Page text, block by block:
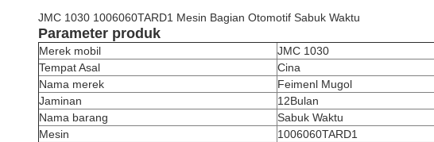
JMC 1030 1006060TARD1 Mesin Bagian Otomotif Sabuk Waktu
Parameter produk
Merek mobil
JMC 1030
Tempat Asal
Cina
Nama merek
Feimenl Mugol
Jaminan
12Bulan
Nama barang
Sabuk Waktu
Mesin
1006060TARD1